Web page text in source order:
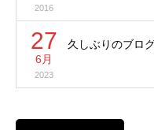
2016
27
6月
2023
久しぶりのブログ